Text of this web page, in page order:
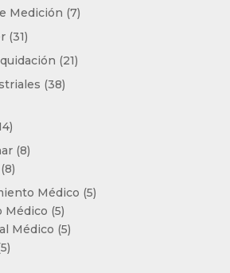
Medición 77
3131
productos
2121
3838
14
productos
88
88
productos
Médico 55
Médico 55
productos
Médico 55
55